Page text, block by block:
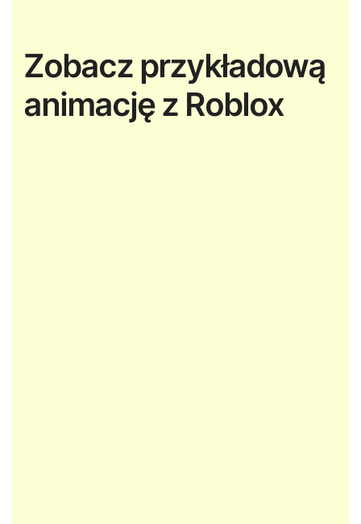
Zobacz przykładową
animację z Roblox